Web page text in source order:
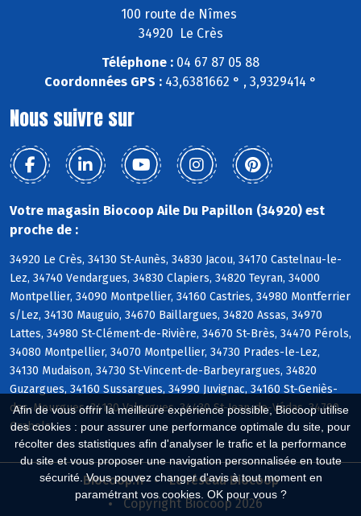
Afin de vous offrir la meilleure expérience possible, Biocoop utilise
des cookies : pour assurer une performance optimale du site, pour
récolter des statistiques afin d'analyser le trafic et la performance
du site et vous proposer une navigation personnalisée en toute
sécurité. Vous pouvez changer d'avis à tout moment en
paramétrant vos cookies. OK pour vous ?
100 route de Nîmes
34920 Le Crès
Téléphone : 04 67 87 05 88
Coordonnées GPS : 43,6381662 ° , 3,9329414 °
Nous suivre sur
Votre magasin Biocoop Aile Du Papillon (34920) est
proche de :
34920 Le Crès, 34130 St-Aunès, 34830 Jacou, 34170 Castelnau-le-
Lez, 34740 Vendargues, 34830 Clapiers, 34820 Teyran, 34000
Montpellier, 34090 Montpellier, 34160 Castries, 34980 Montferrier
s/Lez, 34130 Mauguio, 34670 Baillargues, 34820 Assas, 34970
Lattes, 34980 St-Clément-de-Rivière, 34670 St-Brès, 34470 Pérols,
34080 Montpellier, 34070 Montpellier, 34730 Prades-le-Lez,
34130 Mudaison, 34730 St-Vincent-de-Barbeyrargues, 34820
Guzargues, 34160 Sussargues, 34990 Juvignac, 34160 St-Geniès-
des-Mourgues, 34130 Valergues, 34430 St-Jean-de-Védas, 34790
Grabels
Biocoop.fr
Le réseau Biocoop
Copyright Biocoop 2026